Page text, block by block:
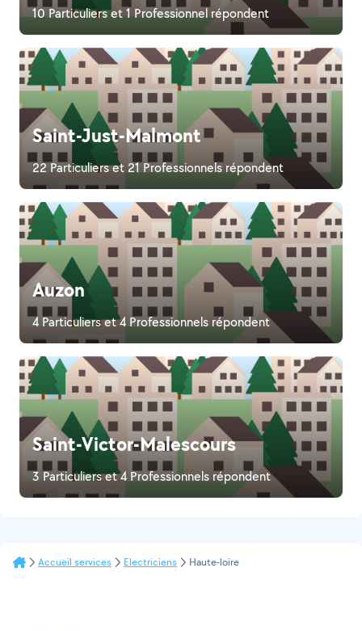
10 Particuliers et 1 Professionnel répondent
Saint-Just-Malmont
22 Particuliers et 21 Professionnels répondent
Auzon
4 Particuliers et 4 Professionnels répondent
Saint-Victor-Malescours
3 Particuliers et 4 Professionnels répondent
Accueil services Electriciens Haute-loire